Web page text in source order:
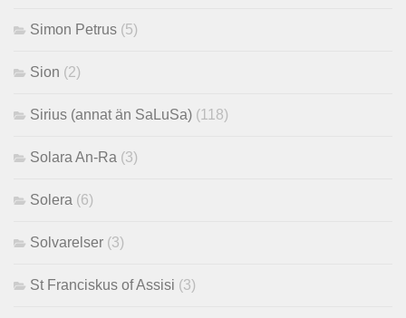
Simon Petrus (5)
Sion (2)
Sirius (annat än SaLuSa) (118)
Solara An-Ra (3)
Solera (6)
Solvarelser (3)
St Franciskus of Assisi (3)